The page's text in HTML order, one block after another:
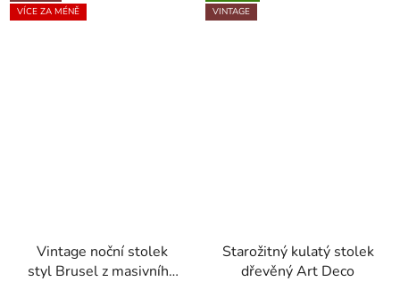
VÍCE ZA MÉNĚ
Vintage noční stolek
styl Brusel z masivního
VINTAGE
Starožitný kulatý stolek
dřevěný Art Deco